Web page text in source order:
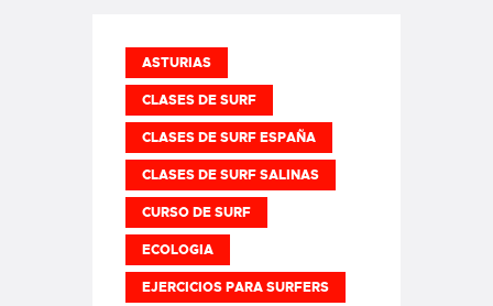
ASTURIAS
CLASES DE SURF
CLASES DE SURF ESPAÑA
CLASES DE SURF SALINAS
CURSO DE SURF
ECOLOGIA
EJERCICIOS PARA SURFERS